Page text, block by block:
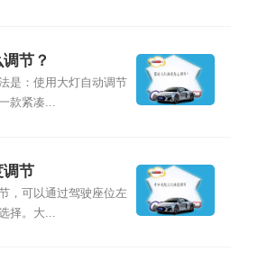
节？
是：使用大灯自动调节
款紧凑...
调节
，可以通过驾驶座位左
择。大...